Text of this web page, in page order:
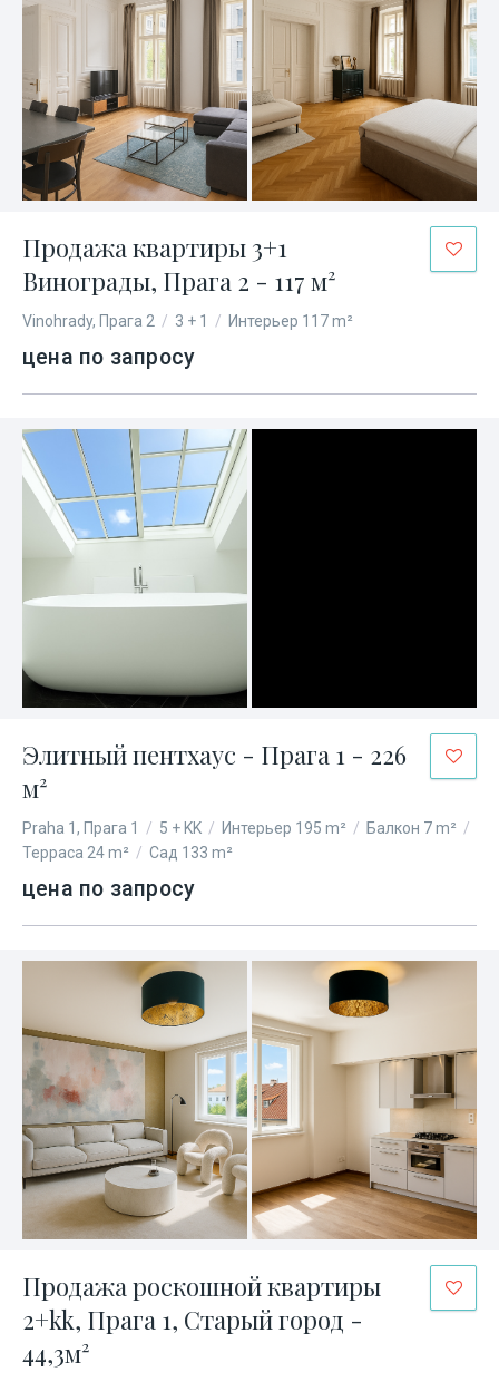
Продажа квартиры 3+1
Винограды, Прага 2 - 117 м²
Vinohrady, Прага 2 / 3 + 1 / Интерьер 117 m²
цена по запросу
Элитный пентхаус - Прага 1 - 226
м²
Praha 1, Прага 1 / 5 + KK / Интерьер 195 m² / Балкон 7 m² /
Терраса 24 m² / Сад 133 m²
цена по запросу
Продажа роскошной квартиры
2+kk, Прага 1, Старый город -
44,3м²